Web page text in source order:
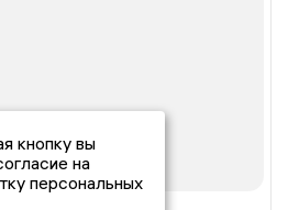
кнопку вы
на
персональных